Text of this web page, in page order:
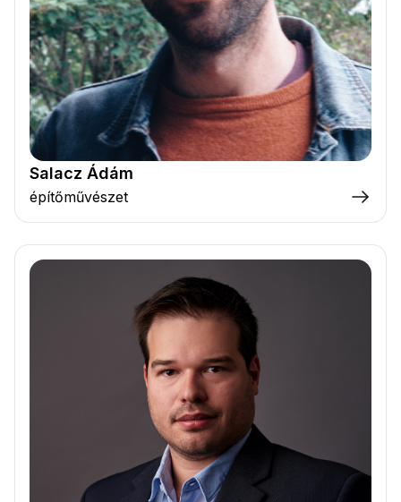
Salacz Ádám
építőművészet